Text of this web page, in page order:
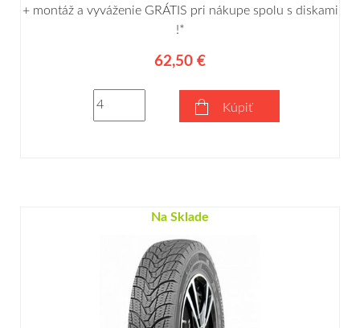
+ montáž a vyváženie GRÁTIS pri nákupe spolu s diskami
!*
62,50 €
Kúpiť
Na Sklade